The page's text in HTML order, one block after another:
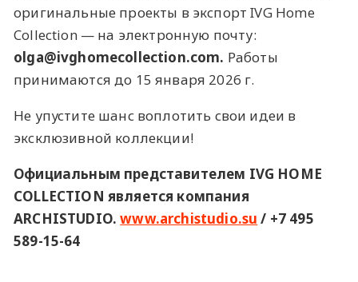
оригинальные проекты в экспорт IVG Home
Collection — на электронную почту:
olga@ivghomecollection.com. Работы
принимаются до 15 января 2026 г.
Не упустите шанс воплотить свои идеи в
эксклюзивной коллекции!
Официальным представителем IVG HOME
COLLECTION является компания
ARCHISTUDIO.www.archistudio.su / +7 495
589-15-64